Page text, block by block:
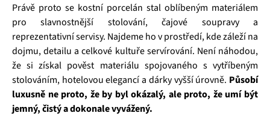
Právě proto se kostní porcelán stal oblíbeným materiálem
pro slavnostnější stolování, čajové soupravy a
reprezentativní servisy. Najdeme ho v prostředí, kde záleží na
dojmu, detailu a celkové kultuře servírování. Není náhodou,
že si získal pověst materiálu spojovaného s vytříbeným
stolováním, hotelovou elegancí a dárky vyšší úrovně. Působí
luxusně ne proto, že by byl okázalý, ale proto, že umí být
jemný, čistý a dokonale vyvážený.